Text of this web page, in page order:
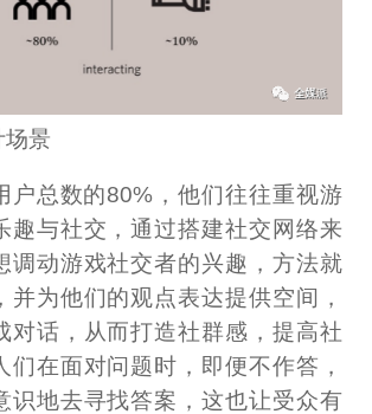
场景
户总数的80%，他们往往重视游
趣与社交，通过搭建社交网络来
调动游戏社交者的兴趣，方法就
并为他们的观点表达提供空间，
对话，从而打造社群感，提高社
们在面对问题时，即便不作答，
识地去寻找答案，这也让受众有